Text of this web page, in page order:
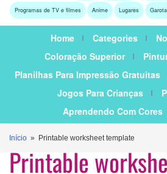
Programas de TV e filmes Anime Lugares
Home Categories
Coloração Superior
Planilhas Para Impressão Gratuitas
Jogos Para Crianças
Aprendendo Com Cores
Início » Printable worksheet template
Printable